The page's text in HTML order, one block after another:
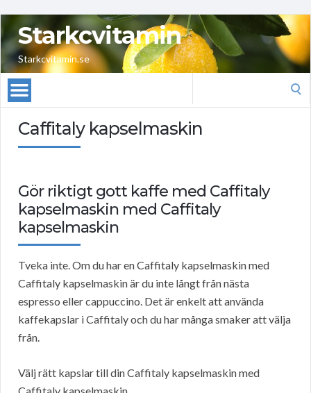
Starkcvitamin
Starkcvitamin.se
Caffitaly kapselmaskin
Gör riktigt gott kaffe med Caffitaly
kapselmaskin med Caffitaly
kapselmaskin
Tveka inte. Om du har en Caffitaly kapselmaskin med
Caffitaly kapselmaskin är du inte långt från nästa
espresso eller cappuccino. Det är enkelt att använda
kaffekapslar i Caffitaly och du har många smaker att välja
från.
Välj rätt kapslar till din Caffitaly kapselmaskin med